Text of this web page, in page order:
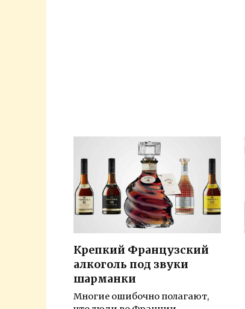
Крепкий Французский
алкоголь под звуки
шарманки
Многие ошибочно полагают,